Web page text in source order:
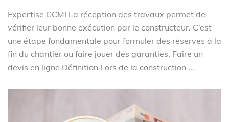
Expertise CCMI La réception des travaux permet de
vérifier leur bonne exécution par le constructeur. C’est
une étape fondamentale pour formuler des réserves à la
fin du chantier ou faire jouer des garanties. Faire un
devis en ligne Définition Lors de la construction ...